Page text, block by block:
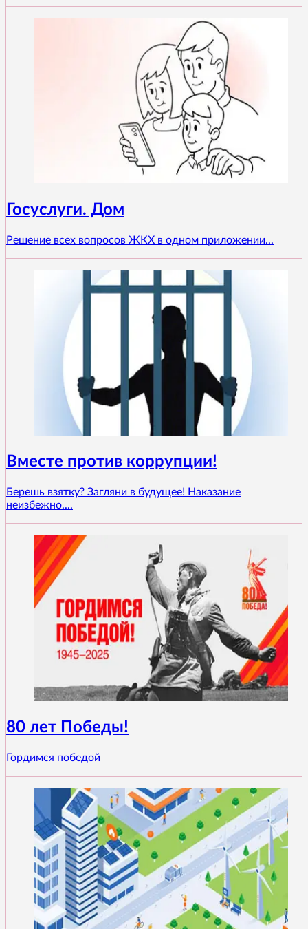
Госуслуги. Дом
Решение всех вопросов ЖКХ в одном приложении...
Вместе против коррупции!
Берешь взятку? Загляни в будущее! Наказание
неизбежно....
80 лет Победы!
Гордимся победой